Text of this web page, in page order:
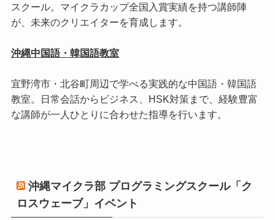
スクール。マイクラカップ全国入賞実績を持つ講師陣
が、未来のクリエイターを育成します。
沖縄中国語・韓国語教室
宜野湾市・北谷町周辺で学べる実践的な中国語・韓国語
教室。日常会話からビジネス、HSK対策まで、経験豊富
な講師が一人ひとりに合わせた指導を行います。
沖縄マイクラ部 プログラミングスクール「ク
ロスウェーブ」イベント